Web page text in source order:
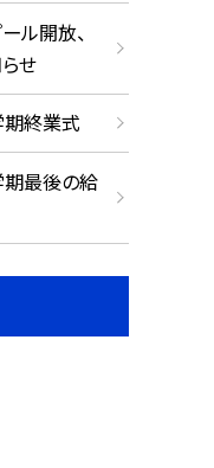
ル開放、
せ
終業式
最後の給